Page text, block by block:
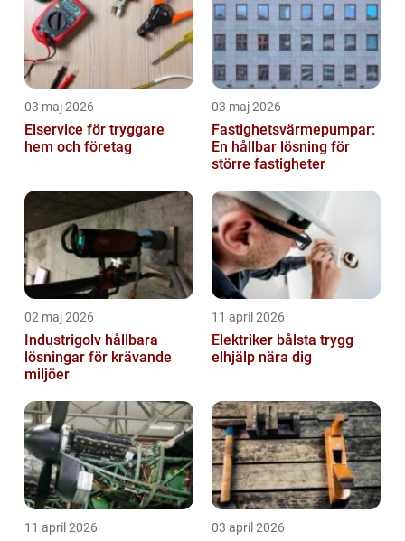
03 maj 2026
Elservice för tryggare
hem och företag
03 maj 2026
Fastighetsvärmepumpar:
En hållbar lösning för
större fastigheter
02 maj 2026
Industrigolv hållbara
lösningar för krävande
miljöer
11 april 2026
Elektriker bålsta trygg
elhjälp nära dig
11 april 2026 03 april 2026